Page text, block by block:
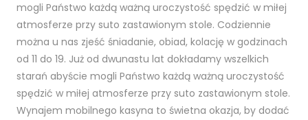
mogli Państwo każdą ważną uroczystość spędzić w miłej
atmosferze przy suto zastawionym stole. Codziennie
można u nas zjeść śniadanie, obiad, kolację w godzinach
od 11 do 19. Już od dwunastu lat dokładamy wszelkich
starań abyście mogli Państwo każdą ważną uroczystość
spędzić w miłej atmosferze przy suto zastawionym stole.
Wynajem mobilnego kasyna to świetna okazja, by dodać